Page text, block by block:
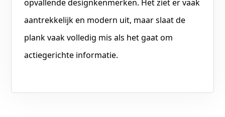
opvallende designkenmerken. Het ziet er vaak
aantrekkelijk en modern uit, maar slaat de
plank vaak volledig mis als het gaat om
actiegerichte informatie.